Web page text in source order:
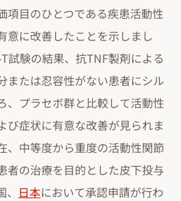
項目のひとつである疾患活動性
意に改善したことを示しまし
試験の結果、抗TNF製剤による
または忍容性がない患者にシル
、プラセボ群と比較して活動性
び症状に有意な改善が見られま
、中等度から重度の活動性関節
者の治療を目的とした皮下投与
日本において承認申請が行わ